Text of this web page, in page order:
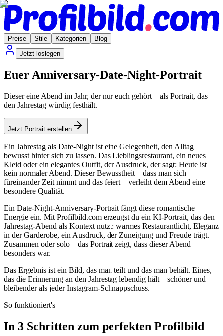
Preise Stile Kategorien
Blog
Jetzt loslegen
Euer Anniversary-Date-Night-Portrait
Dieser eine Abend im Jahr, der nur euch gehört – als Portrait, das
den Jahrestag würdig festhält.
Jetzt Portrait erstellen
Ein Jahrestag als Date-Night ist eine Gelegenheit, den Alltag
bewusst hinter sich zu lassen. Das Lieblingsrestaurant, ein neues
Kleid oder ein elegantes Outfit, der Ausdruck, der sagt: Heute ist
kein normaler Abend. Dieser Bewusstheit – dass man sich
füreinander Zeit nimmt und das feiert – verleiht dem Abend eine
besondere Qualität.
Ein Date-Night-Anniversary-Portrait fängt diese romantische
Energie ein. Mit Profilbild.com erzeugst du ein KI-Portrait, das den
Jahrestag-Abend als Kontext nutzt: warmes Restaurantlicht, Eleganz
in der Garderobe, ein Ausdruck, der Zuneigung und Freude trägt.
Zusammen oder solo – das Portrait zeigt, dass dieser Abend
besonders war.
Das Ergebnis ist ein Bild, das man teilt und das man behält. Eines,
das die Erinnerung an den Jahrestag lebendig hält – schöner und
bleibender als jeder Instagram-Schnappschuss.
So funktioniert's
In 3 Schritten zum perfekten Profilbild